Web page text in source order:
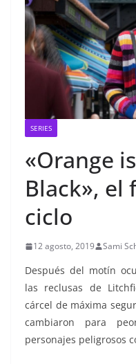
SERIES
«Orange
Black», el
ciclo
12 agosto, 2019 Sami
Después del motín
las reclusas de
cárcel de máxima
cambiaron para
personajes peligrosos